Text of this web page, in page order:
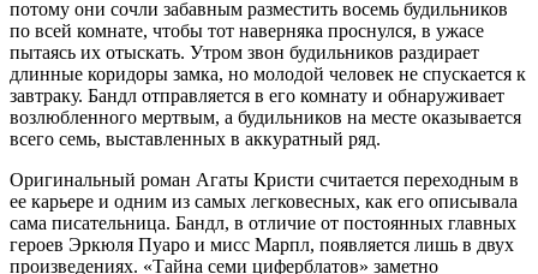
потому они сочли забавным разместить восемь будильников
по всей комнате, чтобы тот наверняка проснулся, в ужасе
пытаясь их отыскать. Утром звон будильников раздирает
длинные коридоры замка, но молодой человек не спускается к
завтраку. Бандл отправляется в его комнату и обнаруживает
возлюбленного мертвым, а будильников на месте оказывается
всего семь, выставленных в аккуратный ряд.
Оригинальный роман Агаты Кристи считается переходным в
ее карьере и одним из самых легковесных, как его описывала
сама писательница. Бандл, в отличие от постоянных главных
героев Эркюля Пуаро и мисс Марпл, появляется лишь в двух
произведениях. «Тайна семи циферблатов» заметно